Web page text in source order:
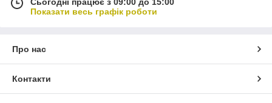
Показати весь графік роботи
Про нас
Контакти